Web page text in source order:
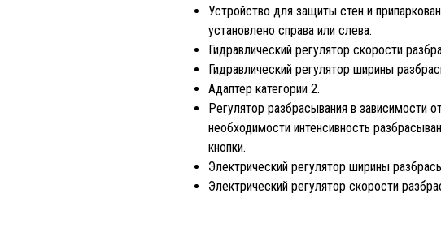
Устройство для защиты стен и
установлено справа или слева.
Гидравлический регулятор скорости
Гидравлический регулятор ширины
Адаптер категории 2.
Регулятор разбрасывания в зависимости
необходимости интенсивность
кнопки.
Электрический регулятор ширины
Электрический регулятор скорости